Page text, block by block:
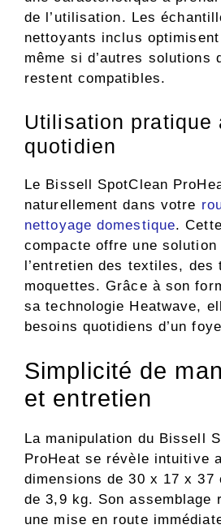
de l’utilisation. Les
nettoyants inclus
même si d’autres solutions
restent compatibles.
Utilisation pratique
quotidien
Le Bissell SpotClean
naturellement dans votre
nettoyage domestique.
compacte offre une solution
l’entretien des textiles, des
moquettes. Grâce à son
sa technologie Heatwave,
besoins quotidiens d’un
Simplicité de
et entretien
La manipulation du Bissell
ProHeat se révèle intuitive
dimensions de 30 x 17 x 37
de 3,9 kg. Son assemblage
une mise en route